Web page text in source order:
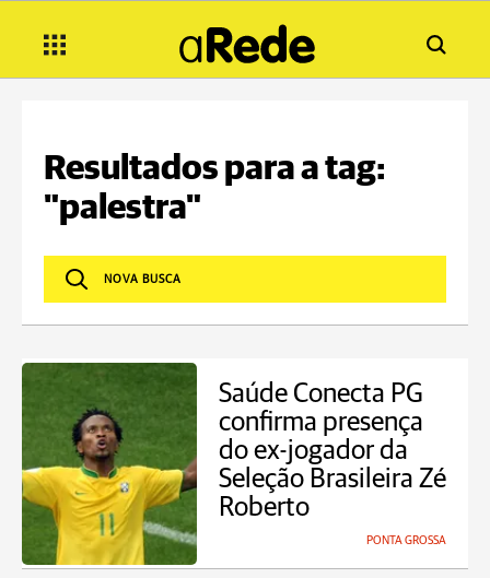
Resultados para a tag:
"palestra"
Saúde Conecta PG
confirma presença
do ex-jogador da
Seleção Brasileira Zé
Roberto
PONTA GROSSA